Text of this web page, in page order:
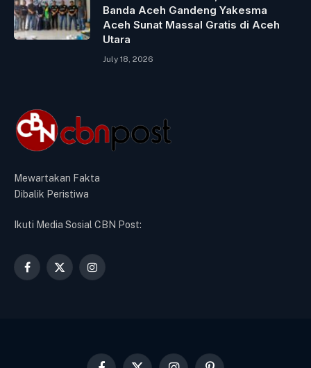
Banda Aceh Gandeng Yakesma
Aceh Sunat Massal Gratis di Aceh
Utara
July 18, 2026
Mewartakan Fakta
Dibalik Peristiwa
Ikuti Media Sosial CBN Post:
Facebook
X
Instagram